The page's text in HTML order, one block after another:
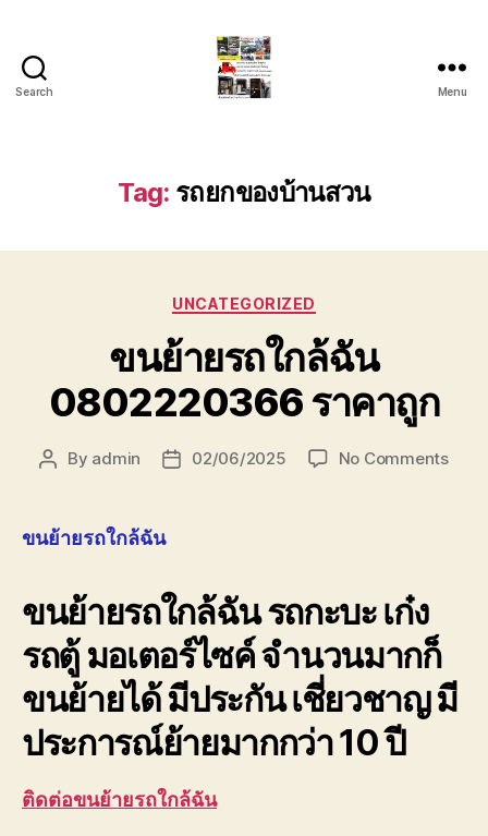
Search
สไลด์
ใน
หัวหิน
ชั่วโมง
โทร
0888000456
Menu
Tag: รถยกของบ้านสวน
Categories
UNCATEGORIZED
ขนย้ายรถใกล้ฉัน
0802220366 ราคาถูก
Post
By admin
Post02/06/2025 No Commentson
ขนย้ายรถใกล้ฉัน
ขนย้ายรถใกล้ฉัน รถกะบะ เก๋ง
รถตู้ มอเตอร์ไซค์ จำนวนมากก็
ขนย้ายได้ มีประกัน เชี่ยวชาญ มี
ประการณ์ย้ายมากกว่า 10 ปี
ติดต่อขนย้ายรถใกล้ฉัน